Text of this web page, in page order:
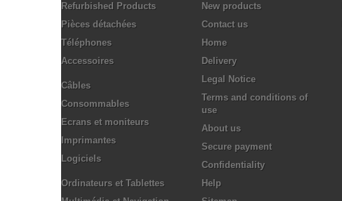
Refurbished Products
Pièces détachées
Téléphones
Accessoires
Câbles
Consommables
Ecrans et moniteurs
Imprimantes
Logiciels
Ordinateurs et Tablettes
New products
Contact us
Home
Delivery
Legal Notice
Terms and conditions of
use
About us
Secure payment
Confidentiality
Help